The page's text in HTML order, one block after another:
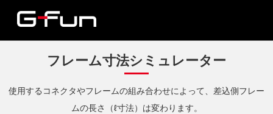
フレーム寸法シミュレーター
使用するコネクタやフレームの組み合わせによって、差込側フレー
ムの長さ（ℓ寸法）は変わります。